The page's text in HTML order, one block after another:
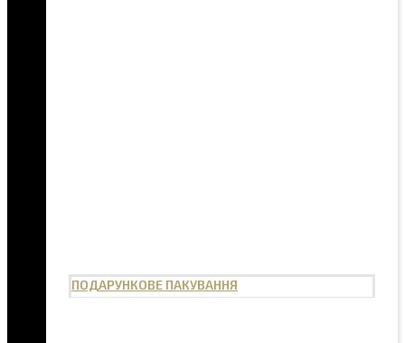
ПОДАРУНКОВЕ ПАКУВАННЯ